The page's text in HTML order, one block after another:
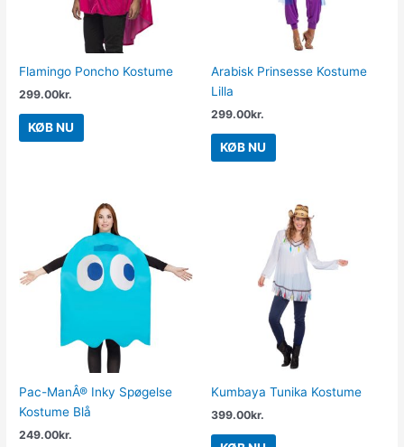
Flamingo Poncho Kostume
299.00kr.
KØB NU
Arabisk Prinsesse Kostume
Lilla
299.00kr.
KØB NU
Pac-ManÂ® Inky Spøgelse
Kostume Blå
249.00kr.
Kumbaya Tunika Kostume
399.00kr.